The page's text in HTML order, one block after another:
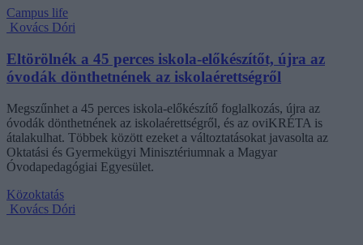
Campus life
Kovács Dóri
Eltörölnék a 45 perces iskola-előkészítőt, újra az
óvodák dönthetnének az iskolaérettségről
Megszűnhet a 45 perces iskola-előkészítő foglalkozás, újra az
óvodák dönthetnének az iskolaérettségről, és az oviKRÉTA is
átalakulhat. Többek között ezeket a változtatásokat javasolta az
Oktatási és Gyermekügyi Minisztériumnak a Magyar
Óvodapedagógiai Egyesület.
Közoktatás
Kovács Dóri